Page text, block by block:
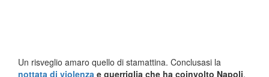
Un risveglio amaro quello di stamattina. Conclusasi la
nottata di violenza e guerriglia che ha coinvolto Napoli,